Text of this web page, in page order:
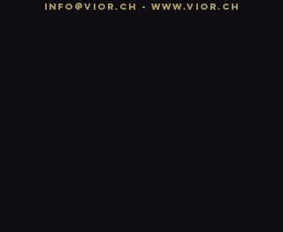
info @vior.ch - www.vior.ch